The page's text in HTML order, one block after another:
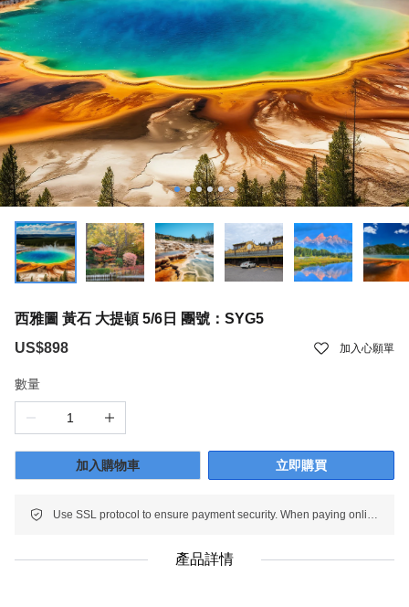
西雅圖 黃石 大提頓 5/6日 團號：SYG5
US$898
加入心願單
數量
加入購物車 立即購買
Use SSL protocol to ensure payment security. When paying online, your payment information is protected.
產品詳情